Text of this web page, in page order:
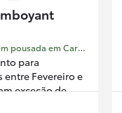
Hospedagem em pousada em Caraguatatuba - São Paulo
para
entre Fevereiro e
exceção de